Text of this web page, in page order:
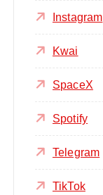
Instagram
Kwai
SpaceX
Spotify
Telegram
TikTok